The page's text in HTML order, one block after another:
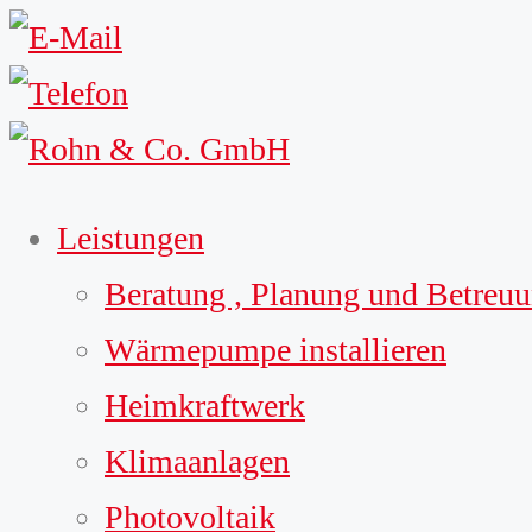
Leistungen
Beratung , Planung und
Wärmepumpe installieren
Heimkraftwerk
Klimaanlagen
Photovoltaik